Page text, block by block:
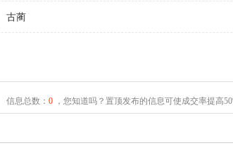
古蔺
信息总数： 0，您知道吗？置顶发布的信息可使成交率提高